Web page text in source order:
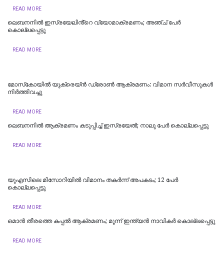
READ MORE
ലെബനനിൽ ഇസ്രയേലിൻ്റെ വ്യോമാക്രമണം; അഞ്ച് പേർ
കൊല്ലപ്പെട്ടു
READ MORE
മോസ്‌കോയില്‍ യുക്രെയ്ൻ ഡ്രോൺ ആക്രമണം: വിമാന സര്‍വീസുകള്‍
നിര്‍ത്തിവച്ചു
READ MORE
ലെബനനില്‍ ആക്രമണം കടുപ്പിച്ച് ഇസ്രയേല്‍; നാലു പേര്‍ കൊല്ലപ്പെട്ടു
READ MORE
യുഎസിലെ മിസോറിയില്‍ വിമാനം തകർന്ന് അപകടം; 12 പേർ
കൊല്ലപ്പെട്ടു
READ MORE
ഒമാന്‍ തീരത്തെ കപ്പല്‍ ആക്രമണം; മൂന്ന് ഇന്ത്യന്‍ നാവികര്‍ കൊല്ലപ്പെട്ടു
READ MORE